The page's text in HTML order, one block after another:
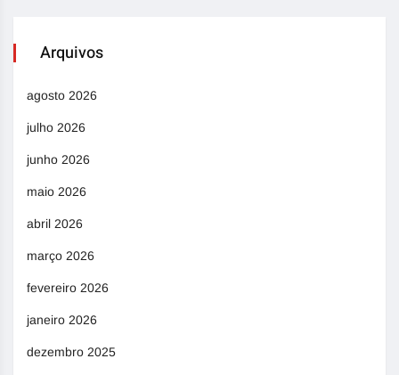
Arquivos
agosto 2026
julho 2026
junho 2026
maio 2026
abril 2026
março 2026
fevereiro 2026
janeiro 2026
dezembro 2025